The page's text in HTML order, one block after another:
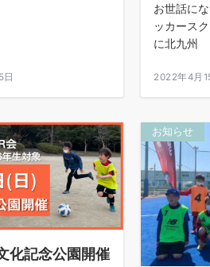
日
お世話に
ッカース
に北九州
2022年4月
化記念公園開催
お知らせ